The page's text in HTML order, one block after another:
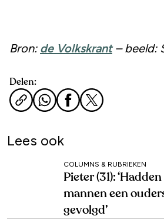
Bron: de Volkskrant– beeld:
Delen:
Lees ook
COLUMNS & RUBRIEKEN
Pieter (31):
mannen een
gevolgd’